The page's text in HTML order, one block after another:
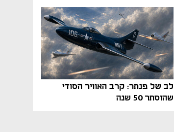
והטיפים שיביאו אתכם לשם
לב של פנתר: קרב האוויר הסודי
שהוסתר 50 שנה